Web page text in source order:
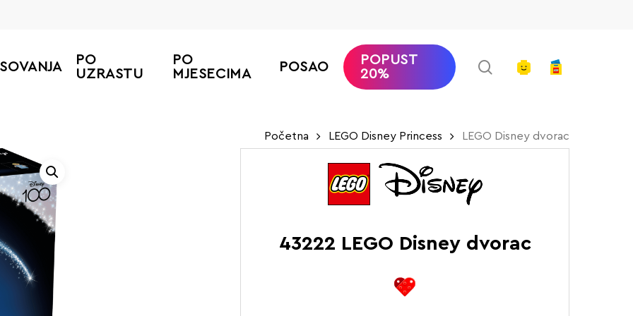
PO
UZRASTU
PO
MJESECIMA
POSAO
POPUST
20%
searchaccount
Početna LEGO Disney Princess LEGO Disney dvorac
43222 LEGO Disney dvorac